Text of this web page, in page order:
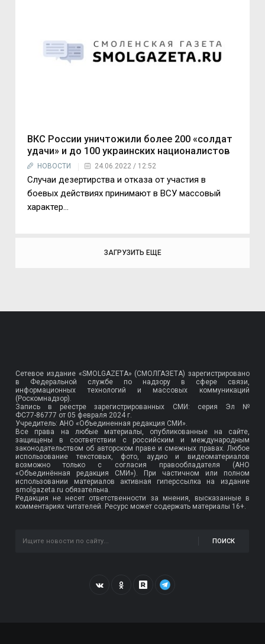
ВКС России уничтожили более 200 «солдат
удачи» и до 100 украинских националистов
НОВОСТИ 24.06.2022 / 12:52
Случаи дезертирства и отказа от участия в
боевых действиях принимают в ВСУ массовый
характер...
ЗАГРУЗИТЬ ЕЩЕ
Сетевое издание «SMOLGAZETA» (СМОЛГАЗЕТА) зарегистрировано
в Федеральной службе по надзору в сфере связи,
информационных технологий и массовых коммуникаций
(Роскомнадзор).
Запись в реестре зарегистрированных СМИ: серия Эл №
ФС77-86777 от 05 февраля 2024 г.
Учредитель: АНО «Объединенная редакция СМИ».
Все права на любые материалы, опубликованные на сайте,
защищены в соответствии с российским и международным
законодательством об авторском праве и смежных правах. Любое
использование текстовых, фото, аудио и видеоматериалов
возможно только с согласия правообладателя (АНО
«Объединённая редакция СМИ»). При частичном или полном
использовании материалов активная гиперссылка на издание
smolgazeta.ru обязательна.
Редакция не несет ответственности за мнения, высказанные в
комментариях читателей. Ресурс может содержать материалы 16+.
ПОИСК